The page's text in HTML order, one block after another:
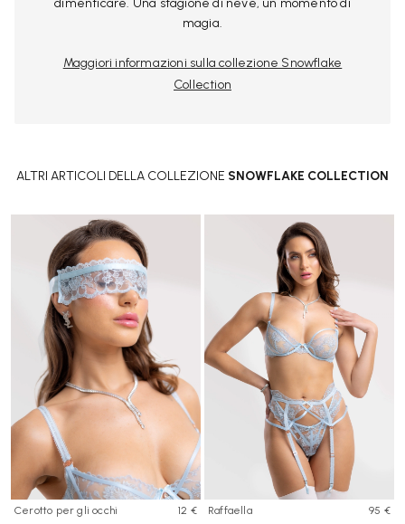
dimenticare. Una stagione di neve, un momento di
magia.
Maggiori informazioni sulla collezione Snowflake
Collection
ALTRI ARTICOLI DELLA COLLEZIONE SNOWFLAKE COLLECTION
Cerotto per gli occhi 12 € Raffaella 95 €